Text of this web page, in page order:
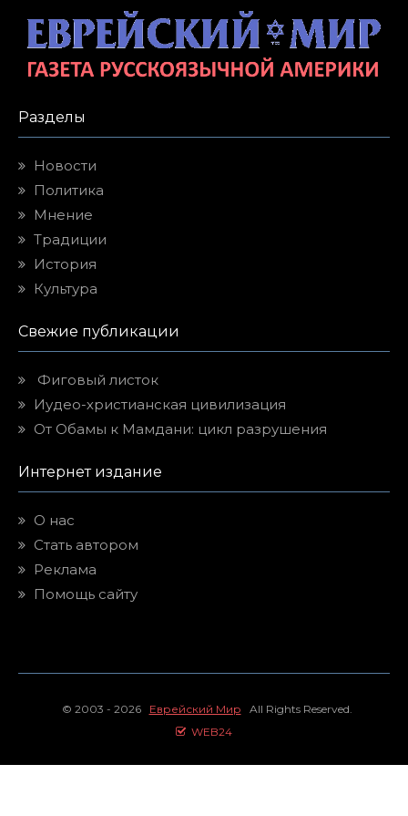
Разделы
Новости
Политика
Мнение
Традиции
История
Культура
Свежие публикации
Фиговый листок
Иудео-христианская цивилизация
От Обамы к Мамдани: цикл разрушения
Интернет издание
О нас
Стать автором
Реклама
Помощь сайту
© 2003 - 2026 Еврейский Мир All Rights Reserved.
WEB24